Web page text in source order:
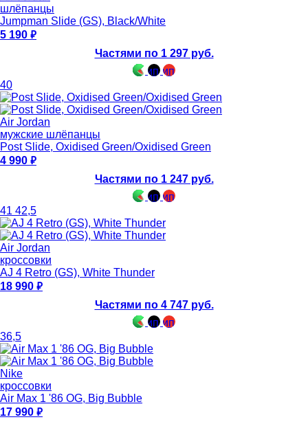
шлёпанцы
Jumpman Slide (GS), Black/White
5 190
Частями по 1 297 руб.
40
Air Jordan
мужские шлёпанцы
Post Slide, Oxidised Green/Oxidised Green
4 990
Частями по 1 247 руб.
41 42,5
Air Jordan
кроссовки
AJ 4 Retro (GS), White Thunder
18 990
Частями по 4 747 руб.
36,5
Nike
кроссовки
Air Max 1 '86 OG, Big Bubble
17 990